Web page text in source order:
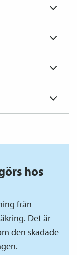
hos
från
Det är
den skadade